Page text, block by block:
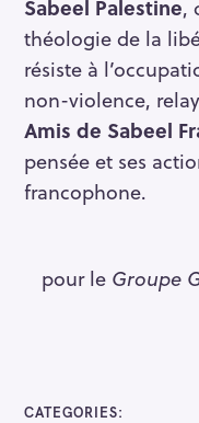
Sabeel Palestine,
théologie de la
résiste à
non-violence,
Amis de Sabeel
pensée et ses
francophone.
pour le Groupe
CATEGORIES
o
r
: